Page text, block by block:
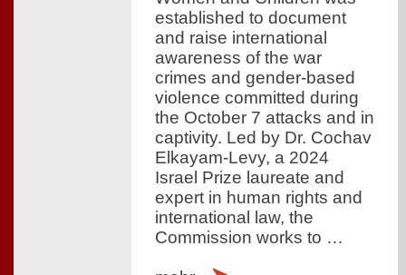
established to document
and raise international
awareness of the war
crimes and gender-based
violence committed during
the October 7 attacks and in
captivity. Led by Dr. Cochav
Elkayam-Levy, a 2024
Israel Prize laureate and
expert in human rights and
international law, the
Commission works to …